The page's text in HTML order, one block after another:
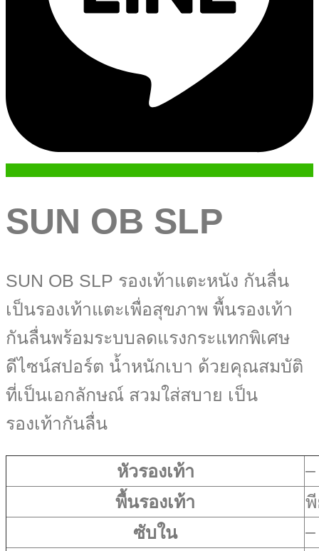
SUN OB SLP
SUN OB SLP รองเท้าแตะหนัง กันลื่น
เป็นรองเท้าแตะเพื่อสุขภาพ พื้นรองเท้า
กันลื่นพร้อมระบบลดแรงกระแทกพิเศษ
ดีไซน์สปอร์ต น้ำหนักเบา ด้วยคุณสมบัติ
ที่เป็นเอกลักษณ์ สวมใส่สบาย เป็น
รองเท้ากันลื่น
หัวรองเท้า
–
พื้นรองเท้า
ซับใน
–